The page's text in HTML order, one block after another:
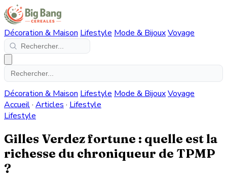
Décoration & Maison Lifestyle Mode & BijouxVoyage
Décoration & Maison Lifestyle Mode & BijouxVoyage
Accueil· Articles · Lifestyle
Lifestyle
Gilles Verdez fortune : quelle est la
richesse du chroniqueur de TPMP
?